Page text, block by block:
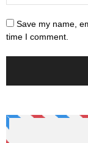
Save my name,
time I comment.